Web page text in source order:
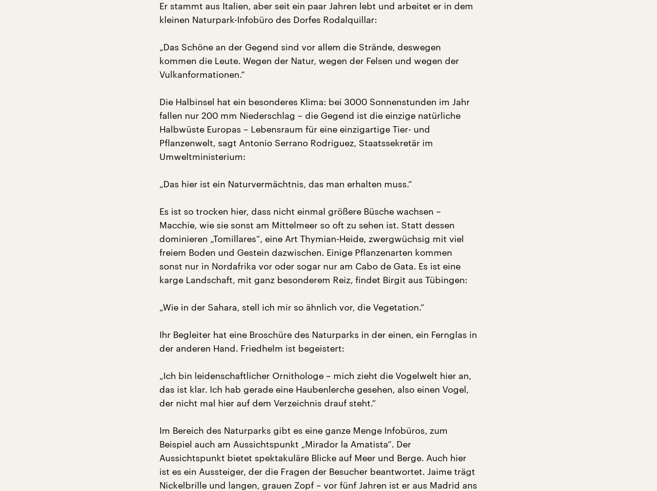
Er stammt aus Italien, aber seit ein paar Jahren lebt und arbeitet er in dem
kleinen Naturpark-Infobüro des Dorfes Rodalquillar:
„Das Schöne an der Gegend sind vor allem die Strände, deswegen
kommen die Leute. Wegen der Natur, wegen der Felsen und wegen der
Vulkanformationen.“
Die Halbinsel hat ein besonderes Klima: bei 3000 Sonnenstunden im Jahr
fallen nur 200 mm Niederschlag – die Gegend ist die einzige natürliche
Halbwüste Europas – Lebensraum für eine einzigartige Tier- und
Pflanzenwelt, sagt Antonio Serrano Rodriguez, Staatssekretär im
Umweltministerium:
„Das hier ist ein Naturvermächtnis, das man erhalten muss.“
Es ist so trocken hier, dass nicht einmal größere Büsche wachsen –
Macchie, wie sie sonst am Mittelmeer so oft zu sehen ist. Statt dessen
dominieren „Tomillares“, eine Art Thymian-Heide, zwergwüchsig mit viel
freiem Boden und Gestein dazwischen. Einige Pflanzenarten kommen
sonst nur in Nordafrika vor oder sogar nur am Cabo de Gata. Es ist eine
karge Landschaft, mit ganz besonderem Reiz, findet Birgit aus Tübingen:
„Wie in der Sahara, stell ich mir so ähnlich vor, die Vegetation.“
Ihr Begleiter hat eine Broschüre des Naturparks in der einen, ein Fernglas in
der anderen Hand. Friedhelm ist begeistert:
„Ich bin leidenschaftlicher Ornithologe – mich zieht die Vogelwelt hier an,
das ist klar. Ich hab gerade eine Haubenlerche gesehen, also einen Vogel,
der nicht mal hier auf dem Verzeichnis drauf steht.“
Im Bereich des Naturparks gibt es eine ganze Menge Infobüros, zum
Beispiel auch am Aussichtspunkt „Mirador la Amatista“. Der
Aussichtspunkt bietet spektakuläre Blicke auf Meer und Berge. Auch hier
ist es ein Aussteiger, der die Fragen der Besucher beantwortet. Jaime trägt
Nickelbrille und langen, grauen Zopf – vor fünf Jahren ist er aus Madrid ans